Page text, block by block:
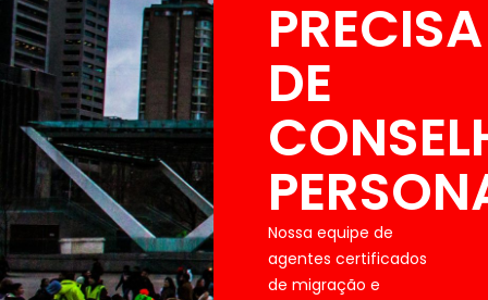
PRECISA
DE
Nossa equipe de
agentes certificados
de migração e